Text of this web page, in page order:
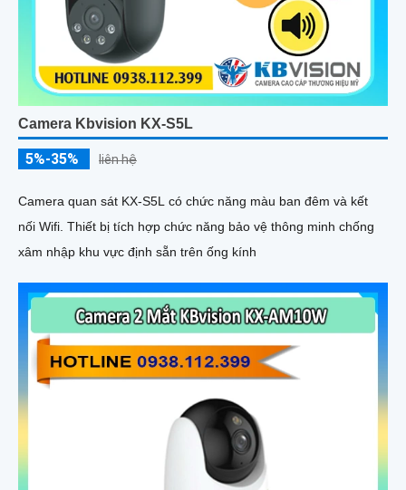
Camera Kbvision KX-S5L
5%-35% liên hệ
Camera quan sát KX-S5L có chức năng màu ban đêm và kết
nối Wifi. Thiết bị tích hợp chức năng bảo vệ thông minh chống
xâm nhập khu vực định sẵn trên ống kính